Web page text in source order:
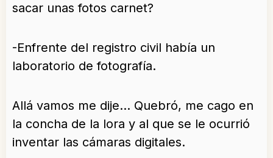
sacar unas fotos carnet?
-Enfrente del registro civil había un
laboratorio de fotografía.
Allá vamos me dije… Quebró, me cago en
la concha de la lora y al que se le ocurrió
inventar las cámaras digitales.